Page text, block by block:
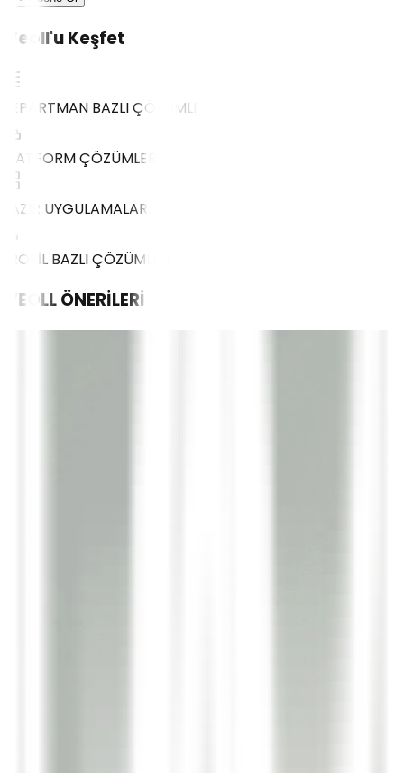
Weoll'u Keşfet
DEPARTMAN BAZLI ÇÖZÜMLER
PLATFORM ÇÖZÜMLERİ
HAZIR UYGULAMALAR
PROFİL BAZLI ÇÖZÜMLER
WEOLLÖNERİLERİ